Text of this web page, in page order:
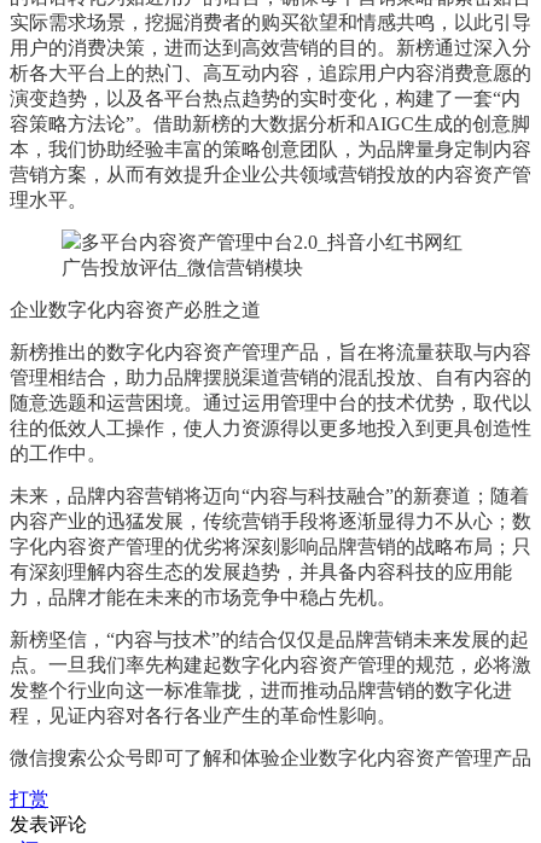
实际需求场景，挖掘消费者的购买欲望和情感共鸣，以此引导
用户的消费决策，进而达到高效营销的目的。新榜通过深入分
析各大平台上的热门、高互动内容，追踪用户内容消费意愿的
演变趋势，以及各平台热点趋势的实时变化，构建了一套“内
容策略方法论”。借助新榜的大数据分析和AIGC生成的创意脚
本，我们协助经验丰富的策略创意团队，为品牌量身定制内容
营销方案，从而有效提升企业公共领域营销投放的内容资产管
理水平。
企业数字化内容资产必胜之道
新榜推出的数字化内容资产管理产品，旨在将流量获取与内容
管理相结合，助力品牌摆脱渠道营销的混乱投放、自有内容的
随意选题和运营困境。通过运用管理中台的技术优势，取代以
往的低效人工操作，使人力资源得以更多地投入到更具创造性
的工作中。
未来，品牌内容营销将迈向“内容与科技融合”的新赛道；随着
内容产业的迅猛发展，传统营销手段将逐渐显得力不从心；数
字化内容资产管理的优劣将深刻影响品牌营销的战略布局；只
有深刻理解内容生态的发展趋势，并具备内容科技的应用能
力，品牌才能在未来的市场竞争中稳占先机。
新榜坚信，“内容与技术”的结合仅仅是品牌营销未来发展的起
点。一旦我们率先构建起数字化内容资产管理的规范，必将激
发整个行业向这一标准靠拢，进而推动品牌营销的数字化进
程，见证内容对各行各业产生的革命性影响。
微信搜索公众号即可了解和体验企业数字化内容资产管理产品
打赏
发表评论